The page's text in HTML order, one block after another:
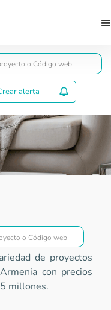
alerta
a VIS
de proyectos
con precios
millones.